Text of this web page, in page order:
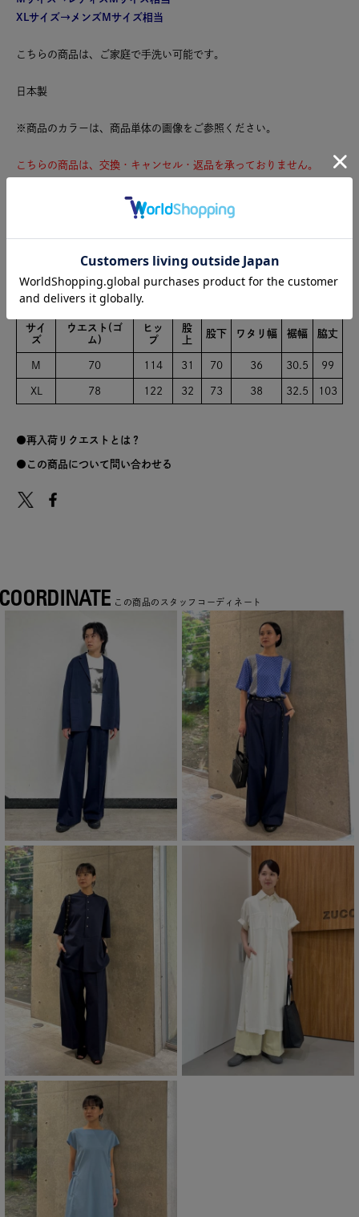
XLサイズ→メンズMサイズ相当
こちらの商品は、ご家庭で手洗い可能です。
日本製
※商品のカラーは、商品単体の画像をご参照ください。
こちらの商品は、交換・キャンセル・返品を承っておりません。
また、こちらの商品はポイントご利用対象外となります。
サイズ
サイ
ズ
ウエスト(ゴ
ム)
ヒッ
プ
股
上
股下 ワタリ幅 裾幅 脇丈
M 70 114 31 70 36 30.5 99
XL 78 122 32 73 38 32.5 103
再入荷リクエストとは？
この商品について問い合わせる
この商品のスタッフコーディネート